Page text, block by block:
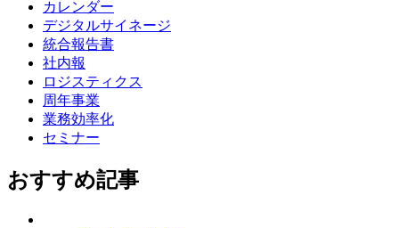
カレンダー
デジタルサイネージ
統合報告書
社内報
ロジスティクス
周年事業
業務効率化
セミナー
おすすめ記事